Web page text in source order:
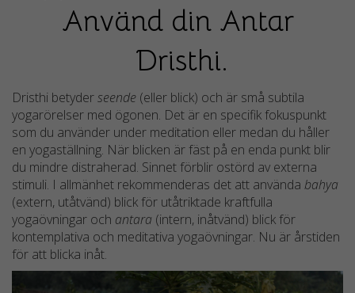
Använd din Antar
Dristhi.
Dristhi betyderseende (eller blick) och är små subtila
yogarörelser med ögonen. Det är en specifik fokuspunkt
som du använder under meditation eller medan du håller
en yogaställning. När blicken är fäst på en enda punkt blir
du mindre distraherad. Sinnet förblir ostörd av externa
stimuli. I allmänhet rekommenderas det att använda bahya
(extern, utåtvänd) blick för utåtriktade kraftfulla
yogaövningar och antara (intern, inåtvänd) blick för
kontemplativa och meditativa yogaövningar. Nu är årstiden
för att blicka inåt.